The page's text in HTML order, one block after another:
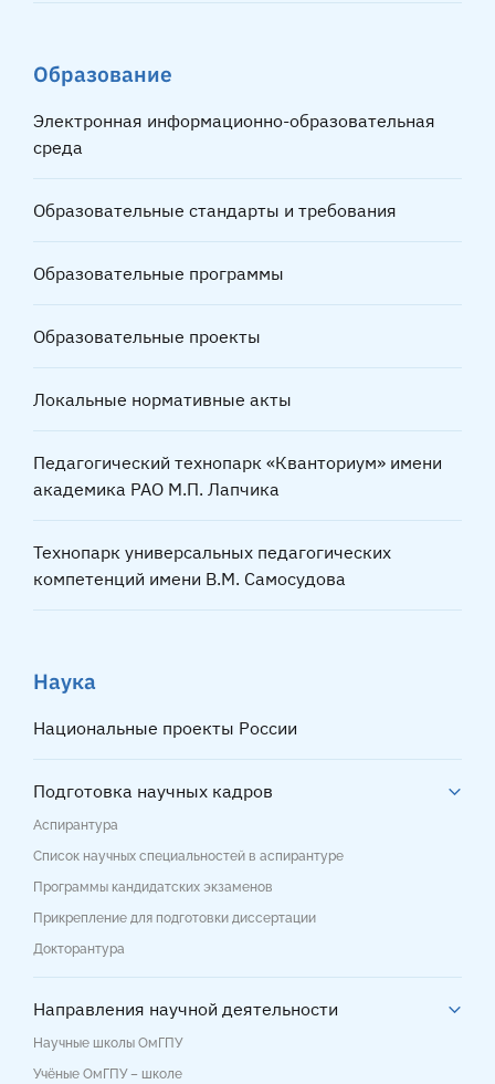
Образование
Электронная информационно-образовательная
среда
Образовательные стандарты и требования
Образовательные программы
Образовательные проекты
Локальные нормативные акты
Педагогический технопарк «Кванториум» имени
академика РАО М.П. Лапчика
Технопарк универсальных педагогических
компетенций имени В.М. Самосудова
Наука
Национальные проекты России
Подготовка научных кадров
Аспирантура
Список научных специальностей в аспирантуре
Программы кандидатских экзаменов
Прикрепление для подготовки диссертации
Докторантура
Направления научной деятельности
Научные школы ОмГПУ
Учёные ОмГПУ – школе